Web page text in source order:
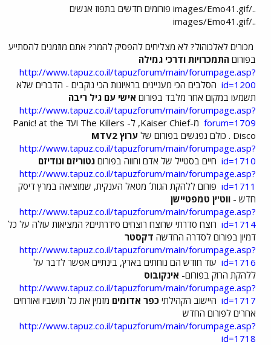
ר
י
ך
../images/Emo41.gif פורומים חדשים בתפוז אנשים
../images/Emo41.gif
מכורים לאלכוהול? לא מצליחים להפסיק להמר? אתם מוזמנים להסתייע
בפורום התמכרויות ודרכי גמילה
http://www.tapuz.co.il/tapuzforum/main/forumpage.asp?
id=1200 הסלבים הכי מעניינים בראיונות הכי נוקבים - הדברים שלא
תשמעו במקום אחר מלבד בפורום אישי עם גיל ריבה
http://www.tapuz.co.il/tapuzforum/main/forumpage.asp?
forum=1709
מ-Kaiser Chief, ל- The Killers ועד Panic! at the
Disco . כולם נפגשים בפורום של
ערוץ MTV2
http://www.tapuz.co.il/tapuzforum/main/forumpage.asp?
id=1710 חיים בסטייל של אדם וחווה בפורום נטוריזם ונודיזם
http://www.tapuz.co.il/tapuzforum/main/forumpage.asp?
id=1711 פורום ללהקת הגות´ מטאל הענקית, שמוציאה במרץ דיסק
חדש - ווט'ין טמפטיישן
http://www.tapuz.co.il/tapuzforum/main/forumpage.asp?
id=1714 רוצח סדרתי שרוצח רוצחים סידרתיים? המציאות עולה על כל
דמיון בפורום לסדרה החדשה דקסטר
http://www.tapuz.co.il/tapuzforum/main/forumpage.asp?
id=1716 עוד חודש הם נוחתים בארץ, בינתיים אפשר לדבר על
ללהקת הרוק בפורום- אינקובוס
http://www.tapuz.co.il/tapuzforum/main/forumpage.asp?
id=1717 היישוב הקהילתי כפר אדומים מזמין את כל תושביו ואורחים
אחרים לפורום החדש
http://www.tapuz.co.il/tapuzforum/main/forumpage.asp?
id=1718